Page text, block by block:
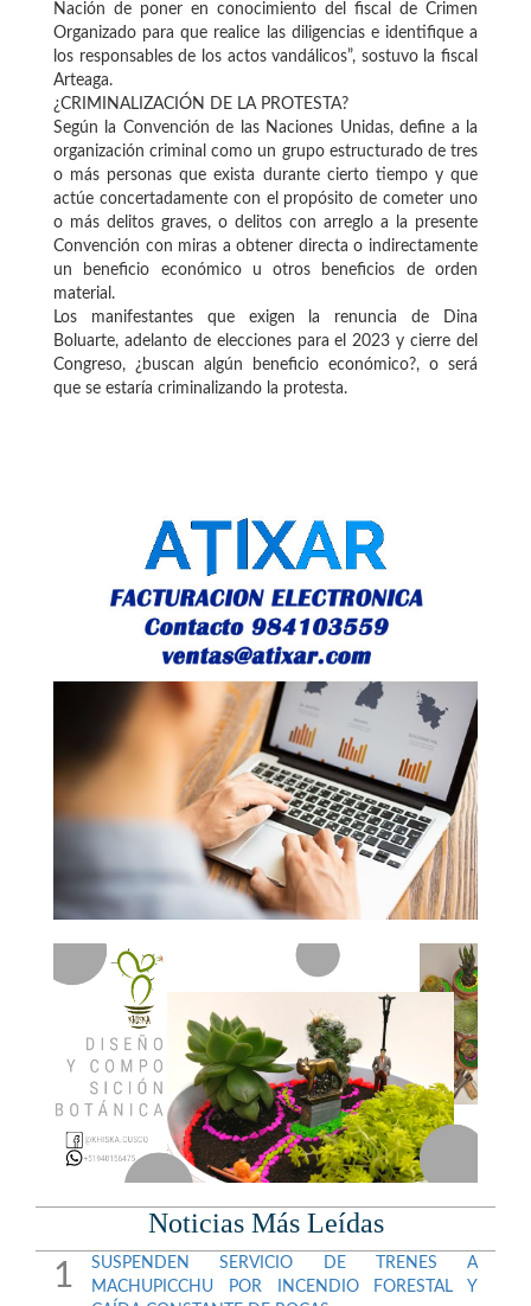
Nación de poner en conocimiento del fiscal de Crimen
Organizado para que realice las diligencias e identifique a
los responsables de los actos vandálicos”, sostuvo la fiscal
Arteaga.
¿CRIMINALIZACIÓN DE LA PROTESTA?
Según la Convención de las Naciones Unidas, define a la
organización criminal como un grupo estructurado de tres
o más personas que exista durante cierto tiempo y que
actúe concertadamente con el propósito de cometer uno
o más delitos graves, o delitos con arreglo a la presente
Convención con miras a obtener directa o indirectamente
un beneficio económico u otros beneficios de orden
material.
Los manifestantes que exigen la renuncia de Dina
Boluarte, adelanto de elecciones para el 2023 y cierre del
Congreso, ¿buscan algún beneficio económico?, o será
que se estaría criminalizando la protesta.
Noticias Más Leídas
1
SUSPENDEN SERVICIO DE TRENES A
MACHUPICCHU POR INCENDIO FORESTAL Y